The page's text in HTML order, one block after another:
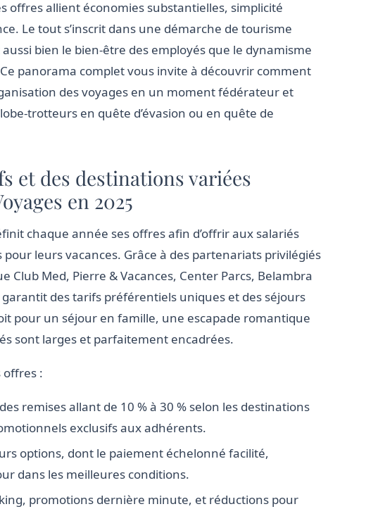
offres allient économies substantielles, simplicité
Le tout s’inscrit dans une démarche de tourisme
bien le bien-être des employés que le dynamisme
panorama complet vous invite à découvrir comment
des voyages en un moment fédérateur et
trotteurs en quête d’évasion ou en quête de
et des destinations variées
en 2025
chaque année ses offres afin d’offrir aux salariés
leurs vacances. Grâce à des partenariats privilégiés
Club Med, Pierre & Vacances, Center Parcs, Belambra
garantit des tarifs préférentiels uniques et des séjours
pour un séjour en famille, une escapade romantique
sont larges et parfaitement encadrées.
offres :
des remises allant de 10 % à 30 % selon les destinations
exclusifs aux adhérents.
options, dont le paiement échelonné facilité,
dans les meilleures conditions.
promotions dernière minute, et réductions pour